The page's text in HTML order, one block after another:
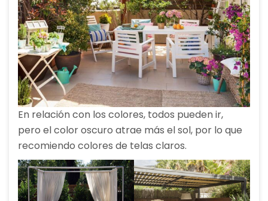
En relación con los colores, todos pueden ir,
pero el color oscuro atrae más el sol, por lo que
recomiendo colores de telas claros.